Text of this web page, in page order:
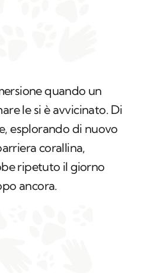
quando un
le si è avvicinato. Di
esplorando di nuovo
corallina,
ripetuto il giorno
ancora.